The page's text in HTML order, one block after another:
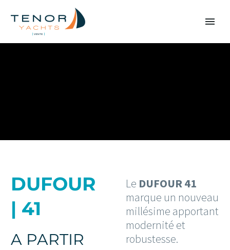
DUFOUR
| 41
A PARTIR
Le DUFOUR 41
marque un nouveau
millésime apportant
modernité et
robustesse.